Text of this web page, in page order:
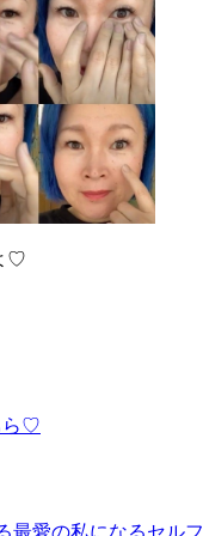
♡
ら♡
最愛の私になるセル